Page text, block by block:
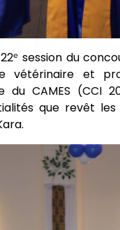
session du
vétérinaire et
du CAMES (CCI
que revêt